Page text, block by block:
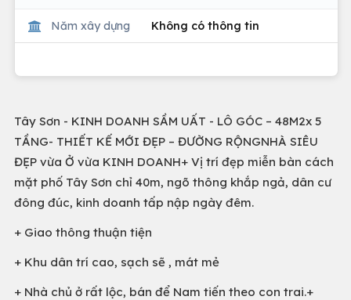
Năm xây dựng Không có thông tin
Tây Sơn - KINH DOANH SẦM UẤT - LÔ GÓC – 48M2x 5
TẦNG- THIẾT KẾ MỚI ĐẸP – ĐƯỜNG RỘNGNHÀ SIÊU
ĐẸP vừa Ở vừa KINH DOANH+ Vị trí đẹp miễn bàn cách
mặt phố Tây Sơn chỉ 40m, ngõ thông khắp ngả, dân cư
đông đúc, kinh doanh tấp nập ngày đêm.
+ Giao thông thuận tiện
+ Khu dân trí cao, sạch sẽ , mát mẻ
+ Nhà chủ ở rất lộc, bán để Nam tiến theo con trai.+